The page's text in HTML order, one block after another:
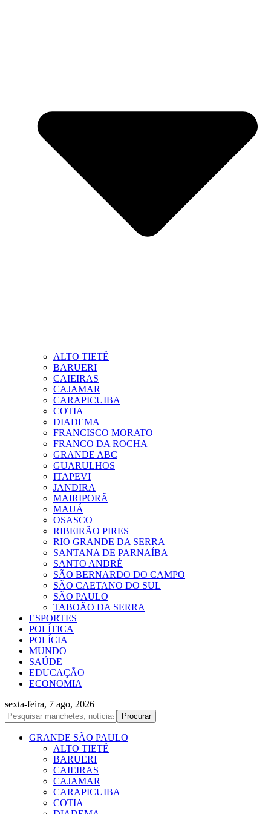
ALTO TIETÊ
BARUERI
CAIEIRAS
CAJAMAR
CARAPICUIBA
COTIA
DIADEMA
FRANCISCO MORATO
FRANCO DA ROCHA
GRANDE ABC
GUARULHOS
ITAPEVI
JANDIRA
MAIRIPORÃ
MAUÁ
OSASCO
RIBEIRÃO PIRES
RIO GRANDE DA SERRA
SANTANA DE PARNAÍBA
SANTO ANDRÉ
SÃO BERNARDO DO CAMPO
SÃO CAETANO DO SUL
SÃO PAULO
TABOÃO DA SERRA
ESPORTES
POLÍTICA
POLÍCIA
MUNDO
SAÚDE
EDUCAÇÃO
ECONOMIA
sexta-feira, 7 ago, 2026
GRANDE SÃO PAULO
ALTO TIETÊ
BARUERI
CAIEIRAS
CAJAMAR
CARAPICUIBA
COTIA